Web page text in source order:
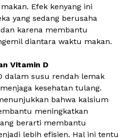
Efek kenyang ini
yang sedang berusaha
karena membantu
diantara waktu makan.
Vitamin D
dalam susu rendah lemak
kesehatan tulang.
bahwa kalsium
meningkatkan
berarti membantu
lebih efisien. Hal ini tentu